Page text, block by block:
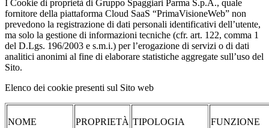
I Cookie di proprietà di Gruppo Spaggiari Parma S.p.A., quale
fornitore della piattaforma Cloud SaaS “PrimaVisioneWeb” non
prevedono la registrazione di dati personali identificativi dell’utente,
ma solo la gestione di informazioni tecniche (cfr. art. 122, comma 1
del D.Lgs. 196/2003 e s.m.i.) per l’erogazione di servizi o di dati
analitici anonimi al fine di elaborare statistiche aggregate sull’uso del
Sito.
Elenco dei cookie presenti sul Sito web
NOME PROPRIETÀ TIPOLOGIA FUNZIONE